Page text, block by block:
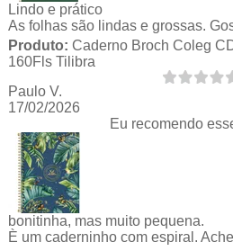
Lindo e prático
As folhas são lindas e grossas.
Produto: Caderno Broch Coleg
160Fls Tilibra
Paulo V.
17/02/2026
Eu recomendo
bonitinha, mas muito pequena.
È um caderninho com espiral.